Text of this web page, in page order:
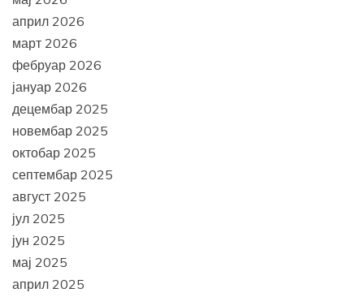
април 2026
март 2026
фебруар 2026
јануар 2026
децембар 2025
новембар 2025
октобар 2025
септембар 2025
август 2025
јул 2025
јун 2025
мај 2025
април 2025